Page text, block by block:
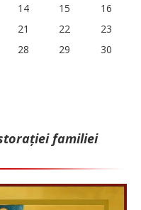
14 15
16
21 22
23
28 29
30
familiei